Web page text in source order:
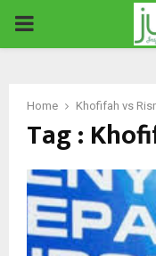
PRIMARY
Home Khofifah vs
Tag :